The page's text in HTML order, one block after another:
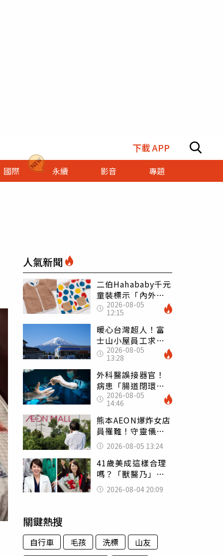
下載 APP
國際 永續 影音 專題
人氣新聞
二伯Hahababy千元
童裝標示「內外層
皆純棉」 SGS檢
測證明：內裡100%
聚酯纖維
2026-08-05
12:15
暖心台灣超人！富
士山小屋員工求助
「想活下去」 山
友狂背物資上山：
台灣真的是寶島
2026-08-05
13:28
外科醫誤接器官！
病患「腸道閉環」
無法排便險死 同
行看傻：糟糕至極
2026-08-05
14:46
熊本AEON爆炸女店
員罹難！守靈儀式
擺純白婚紗 「妻
已不在身邊」他淚
喊：無法想像
2026-08-05 13:24
41歲美成這樣合理
嗎？「獸醫乃」最
新近照曝光 網暴
動：歲月忘了她
2026-08-04 20:09
關鍵熱搜
自行車 毛孩 洗標
山友